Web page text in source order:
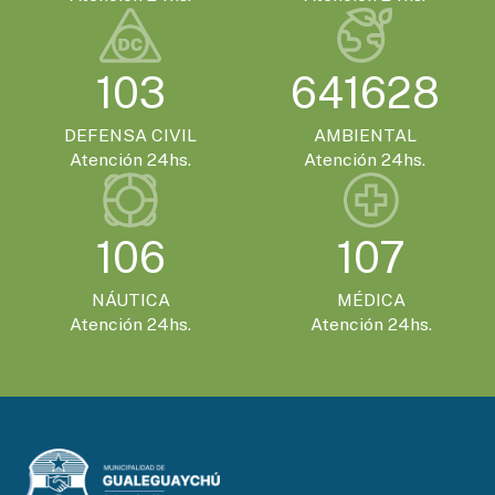
El Encuentro Batuque celebra su 4ª edición
en Gualeguaychú
103
DEFENSA CIVIL
Atención 24hs.
641628
AMBIENTAL
Atención 24hs.
106
NÁUTICA
Atención 24hs.
107
MÉDICA
Atención 24hs.